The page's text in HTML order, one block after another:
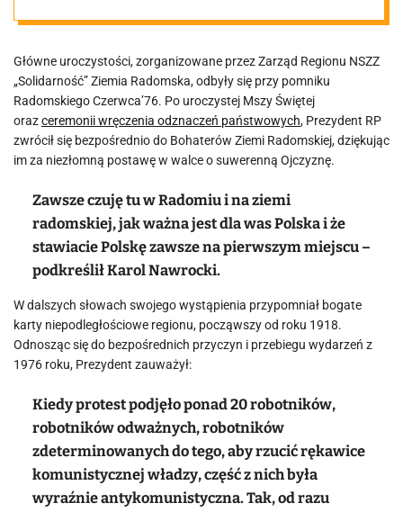
Czerwca ’76 w
Radomiu
Główne uroczystości, zorganizowane przez Zarząd Regionu NSZZ
„Solidarność” Ziemia Radomska, odbyły się przy pomniku
Radomskiego Czerwca’76. Po uroczystej Mszy Świętej
orazceremonii wręczenia odznaczeń państwowych, Prezydent RP
zwrócił się bezpośrednio do Bohaterów Ziemi Radomskiej, dziękując
im za niezłomną postawę w walce o suwerenną Ojczyznę.
Zawsze czuję tu w Radomiu i na ziemi
radomskiej, jak ważna jest dla was Polska i że
stawiacie Polskę zawsze na pierwszym miejscu –
podkreślił Karol Nawrocki.
W dalszych słowach swojego wystąpienia przypomniał bogate
karty niepodległościowe regionu, począwszy od roku 1918.
Odnosząc się do bezpośrednich przyczyn i przebiegu wydarzeń z
1976 roku, Prezydent zauważył:
Kiedy protest podjęło ponad 20 robotników,
robotników odważnych, robotników
zdeterminowanych do tego, aby rzucić rękawice
komunistycznej władzy, część z nich była
wyraźnie antykomunistyczna. Tak, od razu